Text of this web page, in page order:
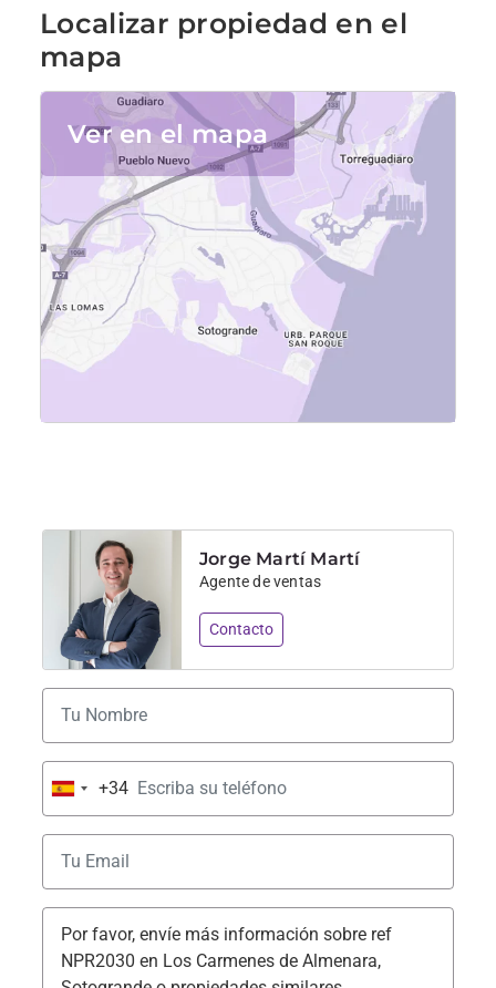
Localizar propiedad en el
mapa
Ver en el mapa
Jorge Martí Martí
Agente de ventas
Contacto
Spain+34